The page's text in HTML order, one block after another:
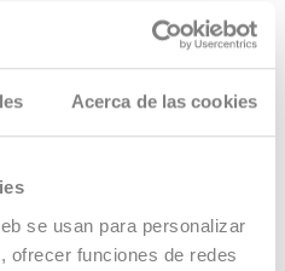
Acerca de las cookies
se usan para personalizar
ofrecer funciones de redes
unos objetivos diarios
la motivación.
mismo cada día, fíjate